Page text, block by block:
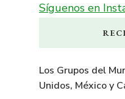
Síguenos en
Los Grupos del
Unidos, México y